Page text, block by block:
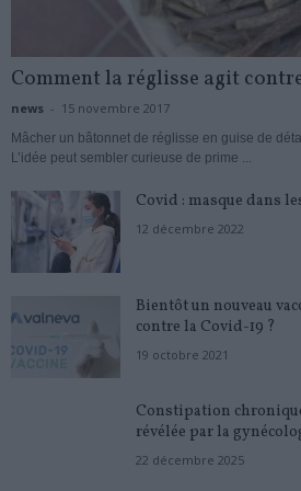
Comment la réglisse agit
news - 15 novembre 2017
Mâcher un bâtonnet de réglisse en guise de
L’idée peut sembler curieuse de prime ...
Covid : masque dans
12 décembre 2022
Bientôt un nouveau
contre la Covid-19 ?
19 octobre 2021
Constipation
révélée par la
22 décembre 2025